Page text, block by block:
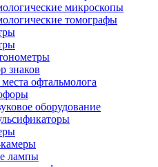
микроскопы
томографы
знаков
офтальмолога
оборудование
лампы